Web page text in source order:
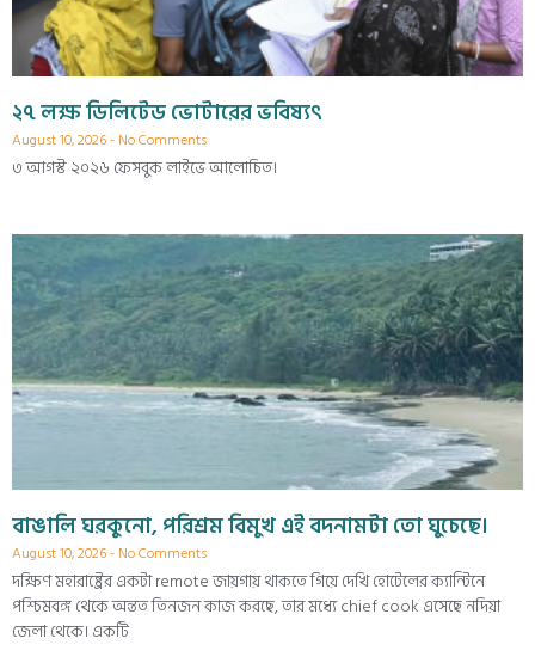
২৭ লক্ষ ডিলিটেড ভোটারের ভবিষ্যৎ
August 10, 2026 No Comments
৩ আগস্ট ২০২৬ ফেসবুক লাইভে আলোচিত।
বাঙালি ঘরকুনো, পরিশ্রম বিমুখ এই বদনামটা তো ঘুচেছে।
August 10, 2026 No Comments
দক্ষিণ মহারাষ্ট্রের একটা remote জায়গায় থাকতে গিয়ে দেখি হোটেলের ক্যান্টিনে
পশ্চিমবঙ্গ থেকে অন্তত তিনজন কাজ করছে, তার মধ্যে chief cook এসেছে নদিয়া
জেলা থেকে। একটি